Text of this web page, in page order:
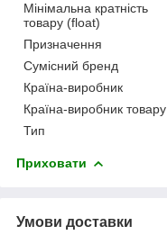
Мінімальна кратність
товару (float)
Призначення
Сумісний бренд
Країна-виробник
Країна-виробник товару
Тип
Приховати
Умови доставки